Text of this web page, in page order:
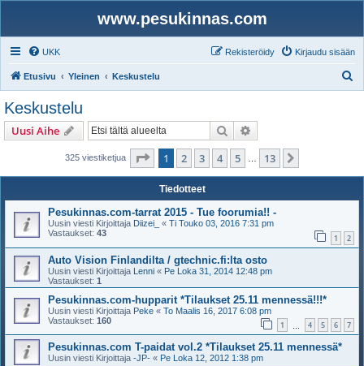
www.pesukinnas.com
UKK Kirjaudu sisään
Rekisteröidy
Etusivu Yleinen Keskustelu
Keskustelu
Uusi Aihe Etsi
325 viestiketjua Sivu /13
1 2 3 4 5 13
Tiedotteet
Pesukinnas.com-tarrat 2015 - Tue foorumia!! -
Uusin viesti Kirjoittaja Diizei_ « Ti Touko 03, 2016 7:31 pm
Vastaukset: 43 1 2
Auto Vision Finlandilta / gtechnic.fi:lta osto
Uusin viesti Kirjoittaja Lenni « Pe Loka 31, 2014 12:48 pm
Vastaukset: 1
Pesukinnas.com-hupparit *Tilaukset 25.11 mennessä!!!*
Uusin viesti Kirjoittaja Peke « To Maalis 16, 2017 6:08 pm
Vastaukset: 160 1 4 5 6 7
Pesukinnas.com T-paidat vol.2 *Tilaukset 25.11 mennessä*
Uusin viesti Kirjoittaja -JP- « Pe Loka 12, 2012 1:38 pm